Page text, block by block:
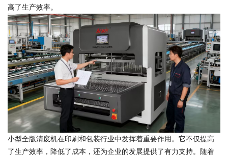
高了生产效率。
小型全版清废机在印刷和包装行业中发挥着重要作用。它不仅提高
了生产效率，降低了成本，还为企业的发展提供了有力支持。随着